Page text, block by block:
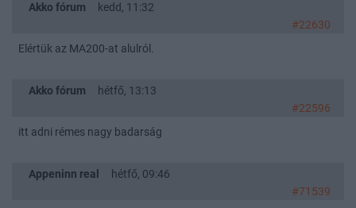
Akko fórum
kedd, 11:32
#22630
Elértük az MA200-at alulról.
Akko fórum
hétfő, 13:13
#22596
itt adni rémes nagy badarság
Appeninn real
hétfő, 09:46
#71539